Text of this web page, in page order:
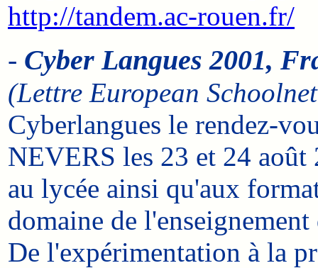
http://tandem.ac-rouen.fr/
- Cyber Langues 2001,
(Lettre European
Cyberlangues le rendez-
NEVERS les 23 et 24 août
au lycée ainsi qu'aux
domaine de l'enseignement
De l'expérimentation à la